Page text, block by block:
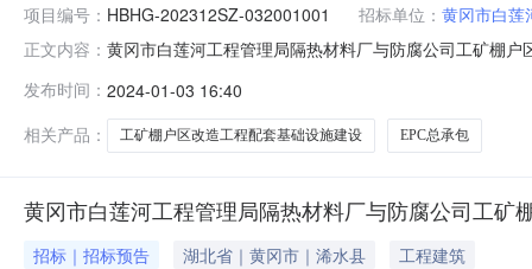
项目编号： HBHG-202312SZ-032001001 招标单位： 黄冈市白莲
正文内容： 黄冈市白莲河工程管理局隔热材料厂与防腐公司工矿棚
平台发布招标公告，截止至投标文件递交截止时间2024
发布时间： 2024-01-03 16:40
相关产品：
工矿棚户区改造工程配套基础设施建设 EPC总承包
黄冈市白莲河工程管理局隔热材料厂与防腐公司工矿
招标｜招标预告 湖北省｜黄冈市｜浠水县
工程建筑